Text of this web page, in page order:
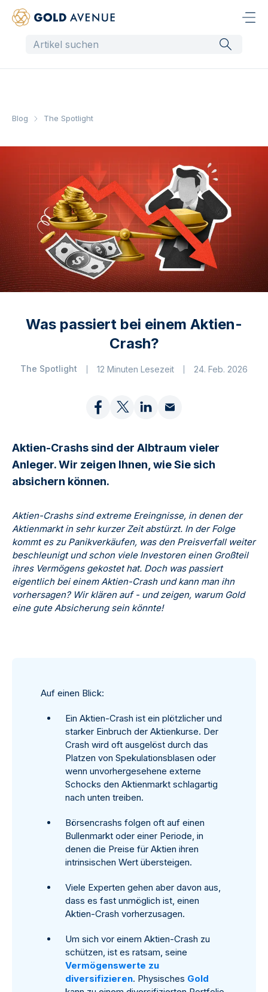
Blog The Spotlight
Was passiert bei einem Aktien-
Crash?
The Spotlight 12 Minuten Lesezeit 24. Feb. 2026
Aktien-Crashs sind der Albtraum vieler
Anleger. Wir zeigen Ihnen, wie Sie sich
absichern können.
Aktien-Crashs sind extreme Ereingnisse, in denen der
Aktienmarkt in sehr kurzer Zeit abstürzt. In der Folge
kommt es zu Panikverkäufen, was den Preisverfall weiter
beschleunigt und schon viele Investoren einen Großteil
ihres Vermögens gekostet hat. Doch was passiert
eigentlich bei einem Aktien-Crash und kann man ihn
vorhersagen? Wir klären auf - und zeigen, warum Gold
eine gute Absicherung sein könnte!
Auf einen Blick:
Ein Aktien-Crash ist ein plötzlicher und
starker Einbruch der Aktienkurse. Der
Crash wird oft ausgelöst durch das
Platzen von Spekulationsblasen oder
wenn unvorhergesehene externe
Schocks den Aktienmarkt schlagartig
nach unten treiben.
Börsencrashs folgen oft auf einen
Bullenmarkt oder einer Periode, in
denen die Preise für Aktien ihren
intrinsischen Wert übersteigen.
Viele Experten gehen aber davon aus,
dass es fast unmöglich ist, einen
Aktien-Crash vorherzusagen.
Um sich vor einem Aktien-Crash zu
schützen, ist es ratsam, seine
Vermögenswerte zu
diversifizieren. Physisches Gold